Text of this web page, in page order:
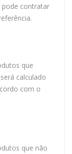
contratar
que
calculado
com o
que não